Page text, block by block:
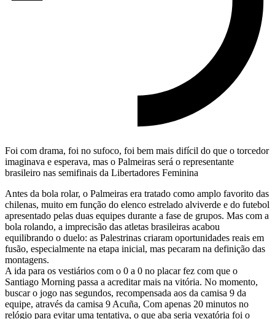
Foi com drama, foi no sufoco, foi bem mais difícil do que o torcedor
imaginava e esperava, mas o Palmeiras será o representante
brasileiro nas semifinais da Libertadores Feminina
Antes da bola rolar, o Palmeiras era tratado como amplo favorito das
chilenas, muito em função do elenco estrelado alviverde e do futebol
apresentado pelas duas equipes durante a fase de grupos. Mas com a
bola rolando, a imprecisão das atletas brasileiras acabou
equilibrando o duelo: as Palestrinas criaram oportunidades reais em
fusão, especialmente na etapa inicial, mas pecaram na definição das
montagens.
A ida para os vestiários com o 0 a 0 no placar fez com que o
Santiago Morning passa a acreditar mais na vitória. No momento,
buscar o jogo nas segundos, recompensada aos da camisa 9 da
equipe, através da camisa 9 Acuña, Com apenas 20 minutos no
relógio para evitar uma tentativa, o que aba seria vexatória foi o